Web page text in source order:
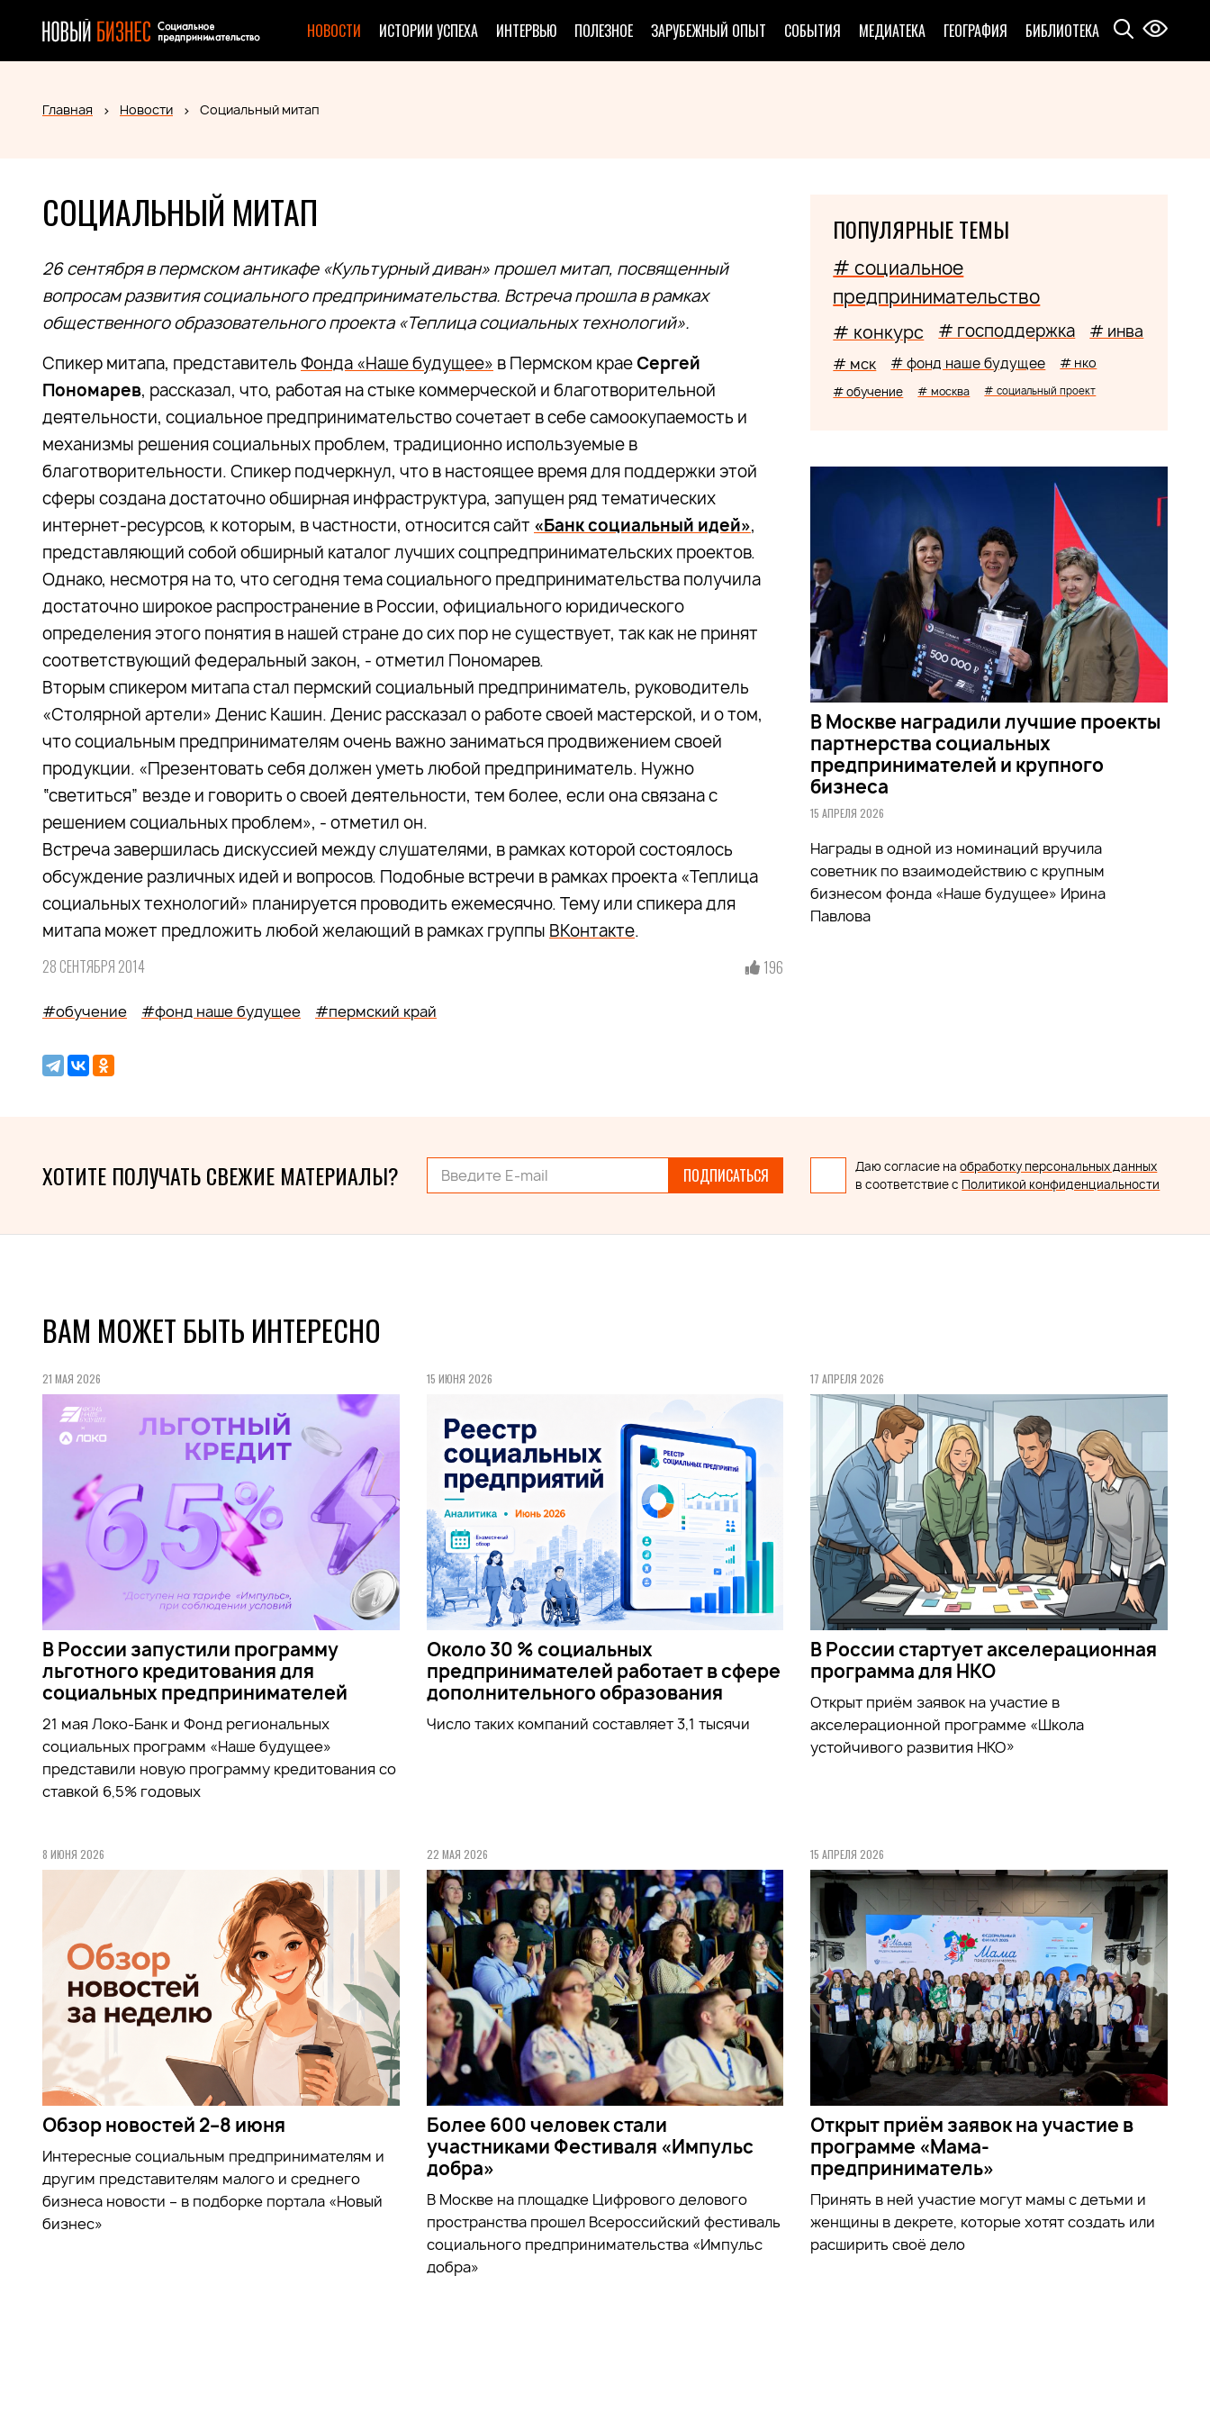
НОВОСТИ ИСТОРИИ УСПЕХА ИНТЕРВЬЮ ПОЛЕЗНОЕ ЗАРУБЕЖНЫЙ ОПЫТ СОБЫТИЯ МЕДИАТЕКА ГЕОГРАФИЯ БИБЛИОТЕКА
Главная Новости Социальный митап
СОЦИАЛЬНЫЙ МИТАП
26 сентября в пермском антикафе «Культурный диван» прошел митап, посвященный
вопросам развития социального предпринимательства. Встреча прошла в рамках
общественного образовательного проекта «Теплица социальных технологий».
Спикер митапа, представитель Фонда «Наше будущее» в Пермском крае Сергей
Пономарев, рассказал, что, работая на стыке коммерческой и благотворительной
деятельности, социальное предпринимательство сочетает в себе самоокупаемость и
механизмы решения социальных проблем, традиционно используемые в
благотворительности. Спикер подчеркнул, что в настоящее время для поддержки этой
сферы создана достаточно обширная инфраструктура, запущен ряд тематических
интернет-ресурсов, к которым, в частности, относится сайт «Банк социальный идей»,
представляющий собой обширный каталог лучших соцпредпринимательских проектов.
Однако, несмотря на то, что сегодня тема социального предпринимательства получила
достаточно широкое распространение в России, официального юридического
определения этого понятия в нашей стране до сих пор не существует, так как не принят
соответствующий федеральный закон, - отметил Пономарев.
Вторым спикером митапа стал пермский социальный предприниматель, руководитель
«Столярной артели» Денис Кашин. Денис рассказал о работе своей мастерской, и о том,
что социальным предпринимателям очень важно заниматься продвижением своей
продукции. «Презентовать себя должен уметь любой предприниматель. Нужно
“светиться” везде и говорить о своей деятельности, тем более, если она связана с
решением социальных проблем», - отметил он.
Встреча завершилась дискуссией между слушателями, в рамках которой состоялось
обсуждение различных идей и вопросов. Подобные встречи в рамках проекта «Теплица
социальных технологий» планируется проводить ежемесячно. Тему или спикера для
митапа может предложить любой желающий в рамках группы ВКонтакте.
28 СЕНТЯБРЯ 2014 196
#обучение #фонд наше будущее #пермский край
ПОПУЛЯРНЫЕ ТЕМЫ
# социальное
предпринимательство
# конкурс # господдержка # инва
# мск # фонд наше будущее # нко
# обучение # москва # социальный проект
В Москве наградили лучшие проекты
партнерства социальных
предпринимателей и крупного
бизнеса
15 АПРЕЛЯ 2026
Награды в одной из номинаций вручила
советник по взаимодействию с крупным
бизнесом фонда «Наше будущее» Ирина
Павлова
ХОТИТЕ ПОЛУЧАТЬ СВЕЖИЕ МАТЕРИАЛЫ? ПОДПИСАТЬСЯ Даю согласие наобработку персональных данных
в соответствие с Политикой конфиденциальности
ВАМ МОЖЕТ БЫТЬ ИНТЕРЕСНО
21 МАЯ 2026
В России запустили программу
льготного кредитования для
социальных предпринимателей
21 мая Локо-Банк и Фонд региональных
социальных программ «Наше будущее»
представили новую программу кредитования со
ставкой 6,5% годовых
15 ИЮНЯ 2026
Около 30 % социальных
предпринимателей работает в сфере
дополнительного образования
Число таких компаний составляет 3,1 тысячи
17 АПРЕЛЯ 2026
В России стартует акселерационная
программа для НКО
Открыт приём заявок на участие в
акселерационной программе «Школа
устойчивого развития НКО»
8 ИЮНЯ 2026
Обзор новостей 2–8 июня
Интересные социальным предпринимателям и
другим представителям малого и среднего
бизнеса новости – в подборке портала «Новый
бизнес»
22 МАЯ 2026
Более 600 человек стали
участниками Фестиваля «Импульс
добра»
В Москве на площадке Цифрового делового
пространства прошел Всероссийский фестиваль
социального предпринимательства «Импульс
добра»
15 АПРЕЛЯ 2026
Открыт приём заявок на участие в
программе «Мама-
предприниматель»
Принять в ней участие могут мамы с детьми и
женщины в декрете, которые хотят создать или
расширить своё дело